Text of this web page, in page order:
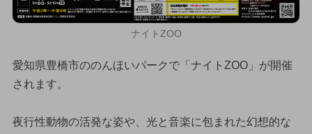
ナイトZOO
愛知県豊橋市ののんほいパークで「ナイトZOO」が開催
されます。
夜行性動物の活発な姿や、光と音楽に包まれた幻想的な